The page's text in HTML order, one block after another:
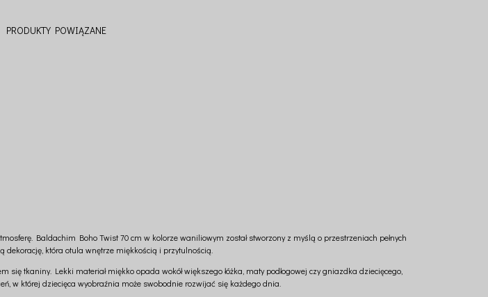
PRODUKTY POWIĄZANE
Baldachim Boho Twist 70 cm w kolorze waniliowym został stworzony z myślą o przestrzeniach pełnych
która otula wnętrze miękkością i przytulnością.
tkaniny. Lekki materiał miękko opada wokół większego łóżka, maty podłogowej czy gniazdka dziecięcego,
w której dziecięca wyobraźnia może swobodnie rozwijać się każdego dnia.